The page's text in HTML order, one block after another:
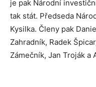
je pak Národní
tak stát. Předseda
Kysilka. Členy pak
Zahradník, Radek
Zámečník, Jan Troják a